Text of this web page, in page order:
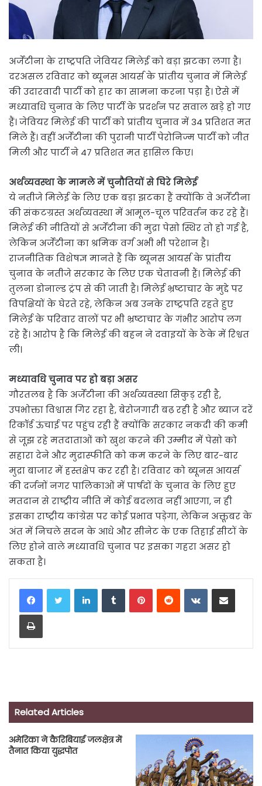
अर्जेंटीना के राष्ट्रपति जेवियर मिलेई को बड़ा झटका लगा है।
दरअसल रविवार को ब्यूनस आयर्स के प्रांतीय चुनाव में मिलेई
की उदारवादी पार्टी को हार का सामना करना पड़ा है। ऐसे में
मध्यावधि चुनाव के लिए पार्टी के प्रदर्शन पर सवाल खड़े हो गए
हैं। जेवियर मिलेई की पार्टी को प्रांतीय चुनाव में 34 प्रतिशत मत
मिले हैं। वहीं अर्जेंटीना की पुरानी पार्टी पेरोनिज्म पार्टी को जीत
मिली और पार्टी ने 47 प्रतिशत मत हासिल किए।
अर्थव्यवस्था के मामले में चुनौतियों से घिरे मिलेई
ये नतीजे मिलेई के लिए एक बड़ा झटका हैं क्योंकि वे अर्जेंटीना
की संकटग्रस्त अर्थव्यवस्था में आमूल-चूल परिवर्तन कर रहे हैं।
मिलेई की नीतियों से अर्जेंटीना की मुद्रा पेसो स्थिर तो हो गई है,
लेकिन अर्जेंटीना का श्रमिक वर्ग अभी भी परेशान है।
राजनीतिक विशेषज्ञ मानते हैं कि ब्यूनस आयर्स के प्रांतीय
चुनाव के नतीजे सरकार के लिए एक चेतावनी हैं। मिलेई की
तुलना डोनाल्ड ट्रंप से की जाती है। मिलेई भ्रष्टाचार के मुद्दे पर
विपक्षियों के घेरते रहे, लेकिन अब उनके राष्ट्रपति रहते हुए
मिलेई के परिवार वालों पर भी भ्रष्टाचार के गंभीर आरोप लग
रहे हैं। आरोप है कि मिलेई की बहन ने दवाइयों के ठेके में रिश्वत
ली।
मध्यावधि चुनाव पर हो बड़ा असर
गौरतलब है कि अर्जेंटीना की अर्थव्यवस्था सिकुड़ रही है,
उपभोक्ता विश्वास गिर रहा है, बेरोजगारी बढ़ रही है और ब्याज दरें
रिकॉर्ड ऊंचाई पर पहुंच रही हैं क्योंकि सरकार नकदी की कमी
से जूझ रहे मतदाताओं को खुश करने की उम्मीद में पेसो को
सहारा देने और मुद्रास्फीति को कम करने के लिए बार-बार
मुद्रा बाजार में हस्तक्षेप कर रही है। रविवार को ब्यूनस आयर्स
की दर्जनों नगर पालिकाओं में पार्षदों के चुनाव के लिए हुए
मतदान से राष्ट्रीय नीति में कोई बदलाव नहीं आएगा, न ही
इसका राष्ट्रीय कांग्रेस पर कोई प्रभाव पड़ेगा, लेकिन अक्तूबर के
अंत में निचले सदन के आधे और सीनेट के एक तिहाई सीटों के
लिए होने वाले मध्यावधि चुनाव पर इसका गहरा असर हो
सकता है।
LinkedInTumblrPinterestReddit VKontakteShare via Email
Print
Related Articles
अमेरिका ने कैरिबियाई जलक्षेत्र में
तैनात किया युद्धपोत